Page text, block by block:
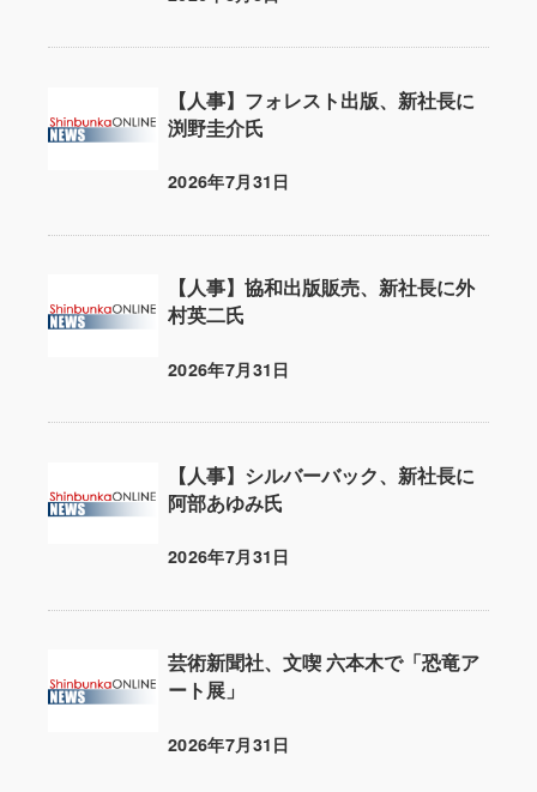
投稿日
【人事】フォレスト出版、新社長に
渕野圭介氏
投稿日
2026年7月31日
【人事】協和出版販売、新社長に外
村英二氏
投稿日
2026年7月31日
【人事】シルバーバック、新社長に
阿部あゆみ氏
投稿日
2026年7月31日
芸術新聞社、文喫 六本木で「恐竜ア
ート展」
投稿日
2026年7月31日